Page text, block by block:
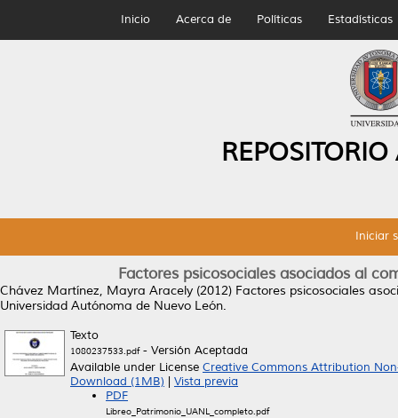
Inicio Acerca de Políticas Estadísticas
Iniciar
Factores psicosociales asociados al
Chávez Martínez, Mayra Aracely (2012) Factores psicosociales
Universidad Autónoma de Nuevo León.
Texto
1080237533.pdf- Versión Aceptada
Available under License Creative Commons Attribution
Download (1MB)
Vista previa
PDF
Libreo_Patrimonio_UANL_completo.pdf